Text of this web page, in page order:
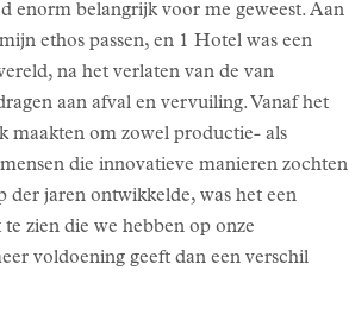
enorm belangrijk voor me geweest. Aan
ethos passen, en 1 Hotel was een
na het verlaten van de van
aan afval en vervuiling. Vanaf het
maakten om zowel productie- als
die innovatieve manieren zochten
jaren ontwikkelde, was het een
zien die we hebben op onze
voldoening geeft dan een verschil